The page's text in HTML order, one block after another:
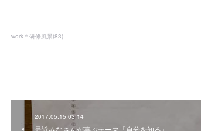
work＊研修風景(83)
2017.05.15 03:14
最近みなさんが喜ぶテーマ「自分を知る」